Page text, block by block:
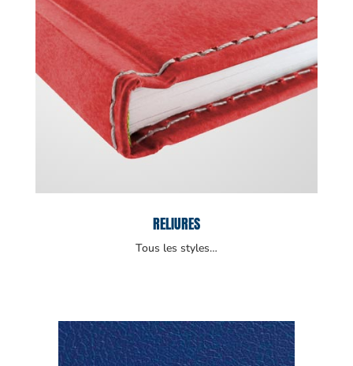
RELIURES
Tous les styles…